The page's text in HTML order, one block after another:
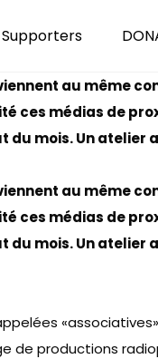
Supporters
au même
ces médias de
du mois. Un atelier
au même
ces médias de
du mois. Un atelier
de productions